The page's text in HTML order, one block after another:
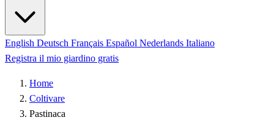
English Deutsch Français Español Nederlands Italiano
Registra il mio giardino gratis
Home
Coltivare
Pastinaca